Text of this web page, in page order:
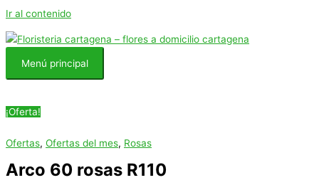
Ir al contenido
Menú principal
¡Oferta!
Ofertas, Ofertas del mes, Rosas
Arco 60 rosas R110